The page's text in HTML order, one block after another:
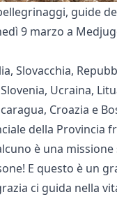
guide
9 marzo a
Ucraina,
Croazia e
della Provincia
è una
E questo è un
ci guida nella